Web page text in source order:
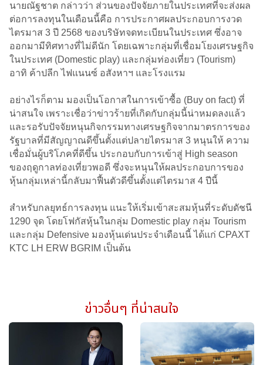
นายณัฐชาต กล่าวว่า ส่วนของปัจจัยภายในประเทศที่จะส่งผล
ต่อการลงทุนในเดือนนี้คือ การประกาศผลประกอบการงวด
ไตรมาส 3 ปี 2568 ของบริษัทจดทะเบียนในประเทศ ซึ่งอาจ
ออกมามีทิศทางที่ไม่ดีนัก โดยเฉพาะกลุ่มที่เชื่อมโยงเศรษฐกิจ
ในประเทศ (Domestic play) และกลุ่มท่องเที่ยว (Tourism)
อาทิ ค้าปลีก ไฟแนนซ์ อสังหาฯ และโรงแรม
อย่างไรก็ตาม มองเป็นโอกาสในการเข้าซื้อ (Buy on fact) ที่
น่าสนใจ เพราะเชื่อว่าข่าวร้ายที่เกิดกับกลุ่มนี้น่าหมดลงแล้ว
และรอรับปัจจัยหนุนกิจกรรมทางเศรษฐกิจจากมาตรการของ
รัฐบาลที่มีสัญญาณดีขึ้นตั้งแต่ปลายไตรมาส 3 หนุนให้ ความ
เชื่อมั่นผู้บริโภคที่ดีขึ้น ประกอบกับการเข้าสู่ High season
ของฤดูกาลท่องเที่ยวพอดี ซึ่งจะหนุนให้ผลประกอบการของ
หุ้นกลุ่มเหล่านี้กลับมาฟื้นตัวดีขึ้นตั้งแต่ไตรมาส 4 ปีนี้
สำหรับกลยุทธ์การลงทุน แนะให้เริ่มเข้าสะสมหุ้นที่ระดับดัชนี
1290 จุด โดยโฟกัสหุ้นในกลุ่ม Domestic play กลุ่ม Tourism
และกลุ่ม Defensive มองหุ้นเด่นประจำเดือนนี้ ได้แก่ CPAXT
KTC LH ERW BGRIM เป็นต้น
ข่าวอื่นๆ ที่น่าสนใจ